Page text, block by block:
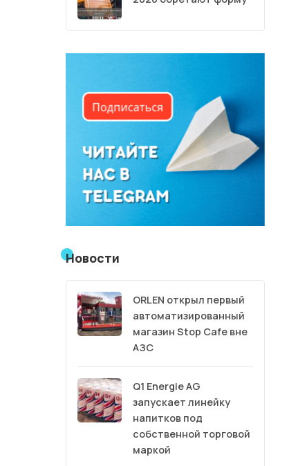
Новости
ORLEN открыл первый
автоматизированный
магазин Stop Cafe вне
АЗС
Q1 Energie AG
запускает линейку
напитков под
собственной торговой
маркой